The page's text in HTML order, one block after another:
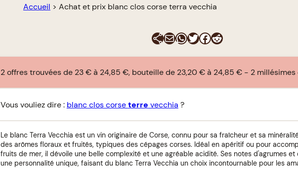
Accueil > Achat et prix blanc clos corse terra vecchia
E-mailWhatsApp
Twitter
Facebook
Reddit
2 offres trouvées de 23 € à 24,85 €, bouteille de 23,20 € à 24,85 € 2
Vous vouliez dire : blanc clos corseterre vecchia ?
Le blanc Terra Vecchia est un vin originaire de Corse, connu pour sa fraîcheur et sa
des arômes floraux et fruités, typiques des cépages corses. Idéal en apéritif ou pour
fruits de mer, il dévoile une belle complexité et une agréable acidité. Ses notes d'agrumes
une personnalité unique, faisant du blanc Terra Vecchia un choix incontournable pour les